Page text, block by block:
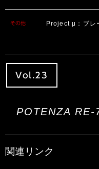
その他 Project μ：ブレ
Vol.23
POTENZA RE-
関連リンク